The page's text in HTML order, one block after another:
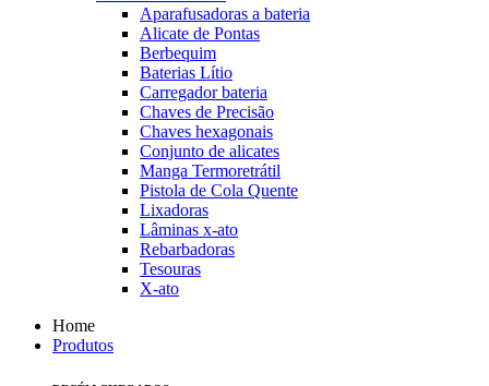
Aparafusadoras a bateria
Alicate de Pontas
Berbequim
Baterias Lítio
Carregador bateria
Chaves de Precisão
Chaves hexagonais
Conjunto de alicates
Manga Termoretrátil
Pistola de Cola Quente
Lixadoras
Lâminas x-ato
Rebarbadoras
Tesouras
X-ato
Home
Produtos